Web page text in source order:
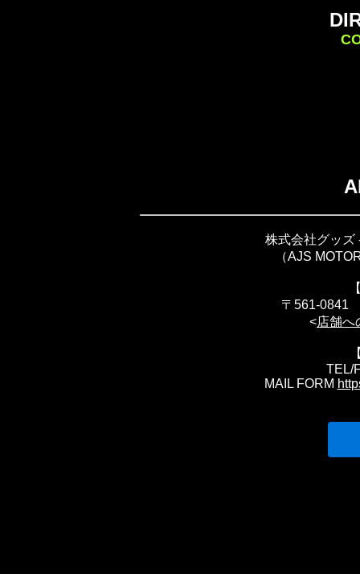
株式会社グッズ
（AJS
〒561-0841
<店舗へ
TEL/
MAIL FORM